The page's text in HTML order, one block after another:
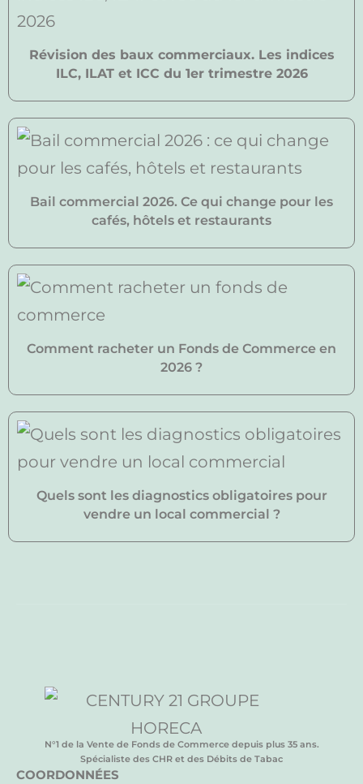
Révision des baux commerciaux. Les indices
ILC, ILAT et ICC du 1er trimestre 2026
Bail commercial 2026. Ce qui change pour les
cafés, hôtels et restaurants
Comment racheter un Fonds de Commerce en
2026 ?
Quels sont les diagnostics obligatoires pour
vendre un local commercial ?
N°1 de la Vente de Fonds de Commerce depuis plus 35 ans.
Spécialiste des CHR et des Débits de Tabac
COORDONNÉES